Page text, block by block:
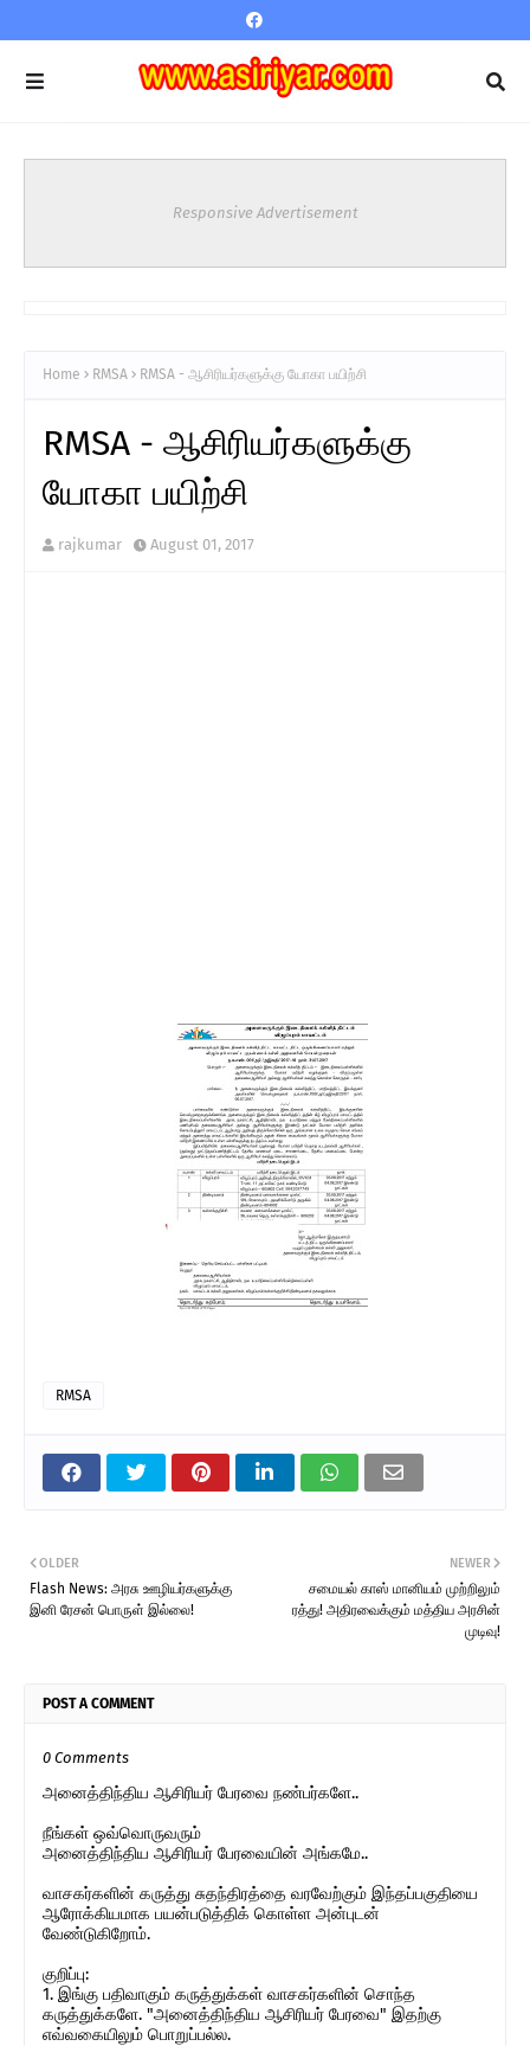
Responsive Advertisement
Home RMSA RMSA - ஆசிரியர்களுக்கு யோகா பயிற்சி
RMSA - ஆசிரியர்களுக்கு
யோகா பயிற்சி
rajkumar August 01, 2017
RMSA
NEWER
சமையல் காஸ் மானியம் முற்றிலும்
ரத்து! அதிரவைக்கும் மத்திய அரசின்
முடிவு!
OLDER
Flash News: அரசு ஊழியர்களுக்கு
இனி ரேசன் பொருள் இல்லை!
POST A COMMENT
0 Comments
அனைத்திந்திய ஆசிரியர் பேரவை நண்பர்களே..
நீங்கள் ஒவ்வொருவரும்
அனைத்திந்திய ஆசிரியர் பேரவையின் அங்கமே..
வாசகர்களின் கருத்து சுதந்திரத்தை வரவேற்கும் இந்தப்பகுதியை
ஆரோக்கியமாக பயன்படுத்திக் கொள்ள அன்புடன்
வேண்டுகிறோம்.
குறிப்பு:
1. இங்கு பதிவாகும் கருத்துக்கள் வாசகர்களின் சொந்த
கருத்துக்களே. "அனைத்திந்திய ஆசிரியர் பேரவை" இதற்கு
எவ்வகையிலும் பொறுப்பல்ல.